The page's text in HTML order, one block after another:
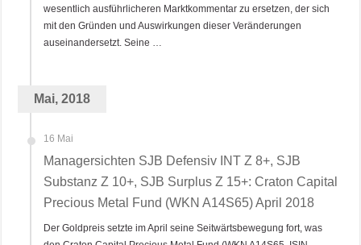
wesentlich ausführlicheren Marktkommentar zu ersetzen, der sich
mit den Gründen und Auswirkungen dieser Veränderungen
auseinandersetzt. Seine …
Mai, 2018
16 Mai
Managersichten SJB Defensiv INT Z 8+, SJB
Substanz Z 10+, SJB Surplus Z 15+: Craton Capital
Precious Metal Fund (WKN A14S65) April 2018
Der Goldpreis setzte im April seine Seitwärtsbewegung fort, was